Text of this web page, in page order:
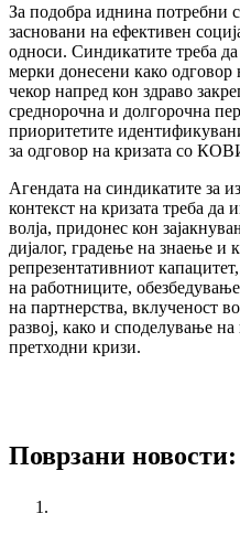
За подобра иднина потребни
засновани на ефективен
односи. Синдикатите треба
мерки донесени како
чекор напред кон здраво
среднорочна и долгорочна
приоритетите
за одговор на кризата со
Агендата на синдикатите за
контекст на кризата треба да
волја, придонес кон
дијалог, градење на знаење и
репрезентативниот
на работниците,
на партнерства, вклученост
развој, како и споделување
претходни кризи.
Поврзани новости: